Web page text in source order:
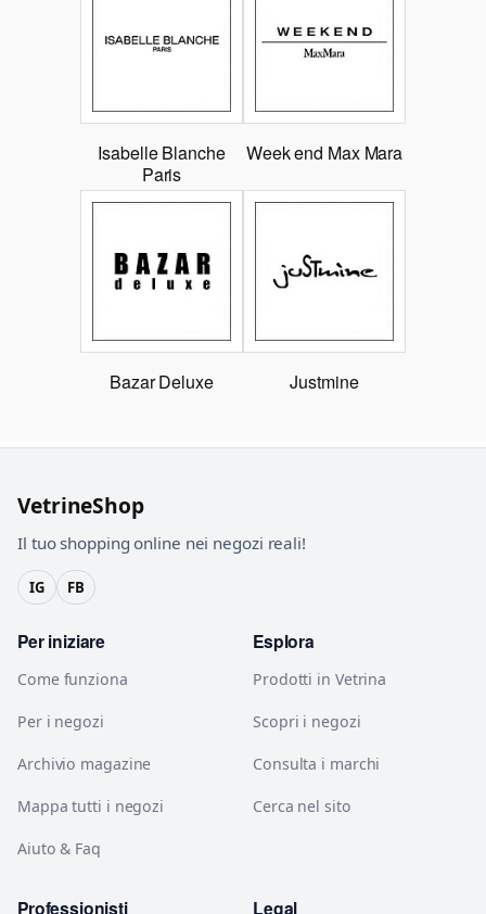
Isabelle Blanche
Paris
Week end Max Mara
Bazar Deluxe Justmine
VetrineShop
Il tuo shopping online nei negozi reali!
IG FB
Per iniziare
Come funziona
Per i negozi
Archivio magazine
Mappa tutti i negozi
Aiuto & Faq
Esplora
Prodotti in Vetrina
Scopri i negozi
Consulta i marchi
Cerca nel sito
Professionisti Legal